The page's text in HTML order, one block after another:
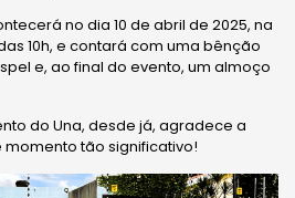
no dia 10 de abril de 2025, na
10h, e contará com uma bênção
e, ao final do evento, um almoço
do Una, desde já, agradece a
tão significativo!